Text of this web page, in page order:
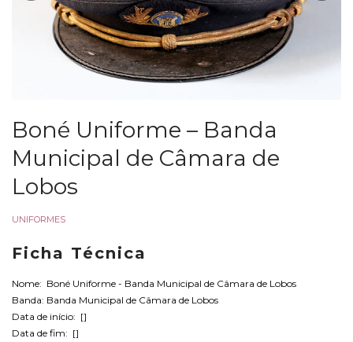
Boné Uniforme – Banda
Municipal de Câmara de
Lobos
UNIFORMES
Ficha Técnica
Nome: Boné Uniforme - Banda Municipal de Câmara de Lobos
Banda: Banda Municipal de Câmara de Lobos
Data de início: []
Data de fim: []